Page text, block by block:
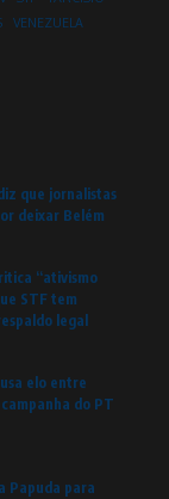
VENEZUELA
que jornalistas
deixar Belém
“ativismo
STF tem
legal
elo entre
do PT
Papuda para